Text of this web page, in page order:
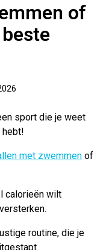
of
sport die je weet
hebt!
met zwemmen of
calorieën wilt
routine,die je